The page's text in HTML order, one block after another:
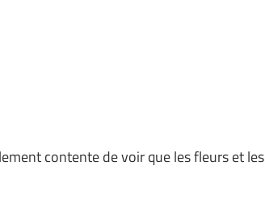
contente de voir que les fleurs et les